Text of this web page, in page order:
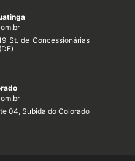
St. de Concessionárias
04, Subida do Colorado